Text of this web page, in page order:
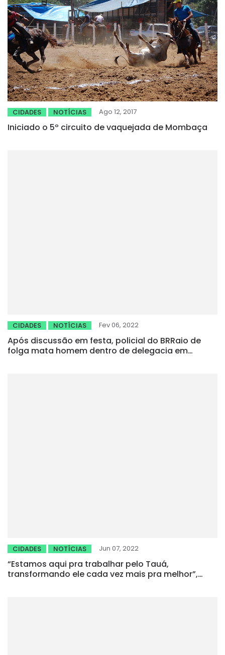
CIDADES NOTÍCIAS Ago 12, 2017
Iniciado o 5º circuito de vaquejada de Mombaça
CIDADES NOTÍCIAS Fev 06, 2022
Após discussão em festa, policial do BRRaio de
folga mata homem dentro de delegacia em
CIDADES NOTÍCIAS Jun 07, 2022
“Estamos aqui pra trabalhar pelo Tauá,
transformando ele cada vez mais pra melhor”,